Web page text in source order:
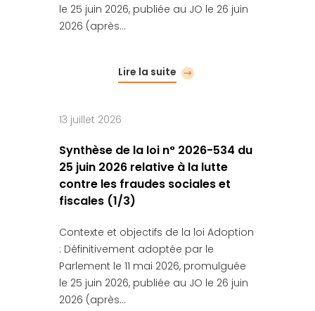
le 25 juin 2026, publiée au JO le 26 juin
2026 (après…
Lire la suite
13 juillet 2026
Synthèse de la loi n° 2026-534 du
25 juin 2026 relative à la lutte
contre les fraudes sociales et
fiscales (1/3)
Contexte et objectifs de la loi Adoption
: Définitivement adoptée par le
Parlement le 11 mai 2026, promulguée
le 25 juin 2026, publiée au JO le 26 juin
2026 (après…